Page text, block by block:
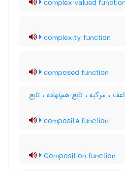
complex valued function
complexity function
composed function
، مرکبه ، تابع هم‌نهاده ، تابع
composite function
Composition function